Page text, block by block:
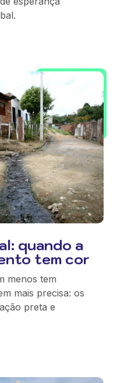
quando a
tem cor
menos tem
mais precisa: os
preta e